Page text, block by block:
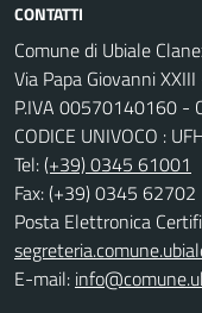
CONTATTI
Comune di Ubiale
Via Papa Giovanni
P.IVA 00570140160 -
CODICE UNIVOCO :
Tel:(+39) 0345 61001
Fax: (+39) 0345 62702
Posta Elettronica
E-mail: